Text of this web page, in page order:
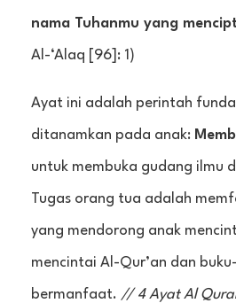
nama Tuhanmu yang
Al-‘Alaq [96]: 1)
Ayat ini adalah perintah
ditanamkan pada anak:
untuk membuka gudang ilmu
Tugas orang tua adalah
yang mendorong anak
mencintai Al-Qur’an dan
bermanfaat. // 4 Ayat Al